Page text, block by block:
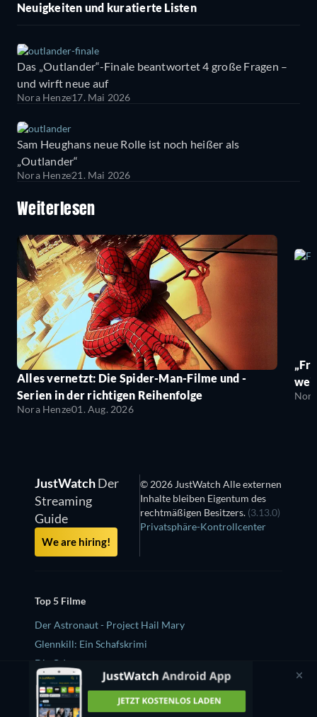
Neuigkeiten und kuratierte Listen
Das „Outlander“-Finale beantwortet 4 große Fragen –
und wirft neue auf
Nora Henze17. Mai 2026
Sam Heughans neue Rolle ist noch heißer als
„Outlander“
Nora Henze21. Mai 2026
Weiterlesen
Alles vernetzt: Die Spider-Man-Filme und -
Serien in der richtigen Reihenfolge
Nora Henze01. Aug. 2026
JustWatchDer
Streaming
Guide
We are hiring!
© 2026 JustWatch Alle externen
Inhalte bleiben Eigentum des
rechtmäßigen Besitzers. (3.13.0)
Privatsphäre-Kontrollcenter
Top 5 Filme
Der Astronaut - Project Hail Mary
Glennkill: Ein Schafskrimi
Die Odyssee
Masters of the Universe
Obsession – Du sollst mich lieben